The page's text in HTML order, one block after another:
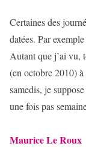
Certaines des
datées. Par
Autant que j’ai vu,
(en octobre 2010)
samedis, je
une fois pas
Maurice Le Roux